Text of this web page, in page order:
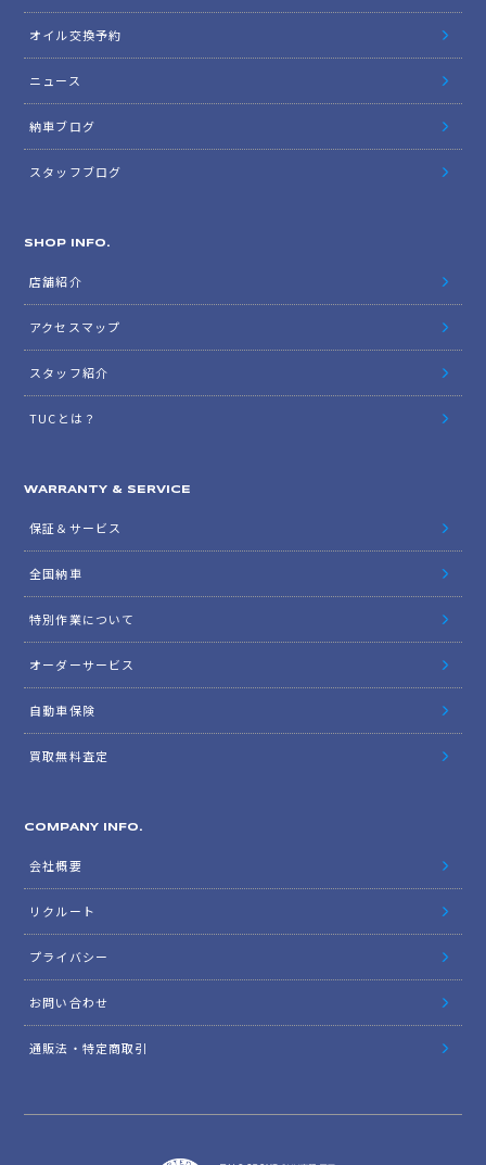
オイル交換予約
ニュース
納車ブログ
スタッフブログ
SHOP INFO.
店舗紹介
アクセスマップ
スタッフ紹介
TUCとは？
WARRANTY & SERVICE
保証＆サービス
全国納車
特別作業について
オーダーサービス
自動車保険
買取無料査定
COMPANY INFO.
会社概要
リクルート
プライバシー
お問い合わせ
通販法・特定商取引